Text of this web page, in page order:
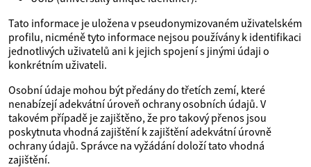
Tato informace je uložena v pseudonymizovaném uživatelském
profilu, nicméně tyto informace nejsou používány k identifikaci
jednotlivých uživatelů ani k jejich spojení s jinými údaji o
konkrétním uživateli.
Osobní údaje mohou být předány do třetích zemí, které
nenabízejí adekvátní úroveň ochrany osobních údajů. V
takovém případě je zajištěno, že pro takový přenos jsou
poskytnuta vhodná zajištění k zajištění adekvátní úrovně
ochrany údajů. Správce na vyžádání doloží tato vhodná
zajištění.